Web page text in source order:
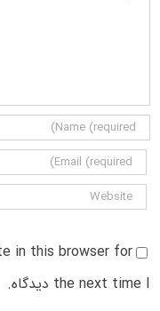
in this browser for
the next time I دیدگاه.